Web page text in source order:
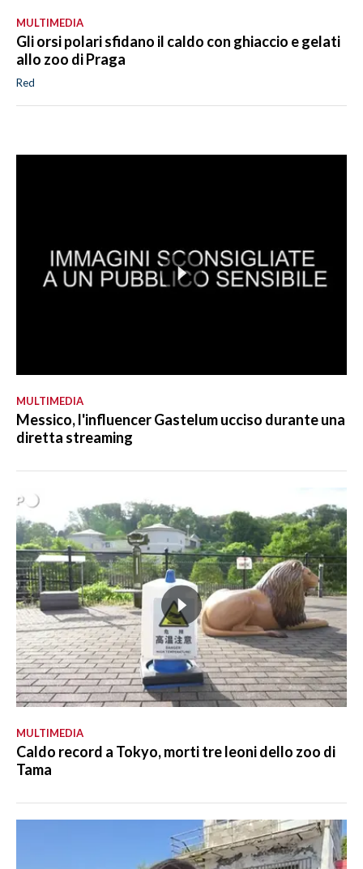
MULTIMEDIA
Gli orsi polari sfidano il caldo con ghiaccio e gelati
allo zoo di Praga
Red
MULTIMEDIA
Messico, l'influencer Gastelum ucciso durante una
diretta streaming
MULTIMEDIA
Caldo record a Tokyo, morti tre leoni dello zoo di
Tama